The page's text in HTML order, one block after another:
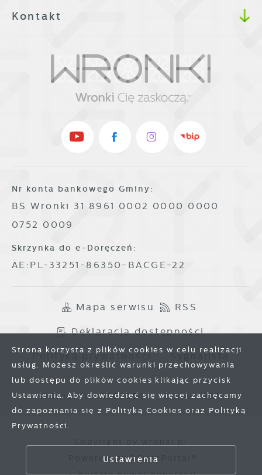
Kontakt
Nr konta bankowego Gminy:
BS Wronki 31 8961 0002 0000 0000
0752 0009
Skrzynka do e-Doręczeń:
AE:PL-33251-86350-BACGE-22
Mapa serwisu RSS
Deklaracja dostępności
Polityka prywatności Sygnalista
Odwiedzin: 3862054 Online: 292
Powered by2ClickPortal®
Strona korzysta z plików cookies w celu realizacji
usług. Możesz określić warunki przechowywania
lub dostępu do plików cookies klikając przycisk
Ustawienia. Aby dowiedzieć się więcej zachęcamy
do zapoznania się z Polityką Cookies oraz Polityką
Prywatności.
Ustawienia